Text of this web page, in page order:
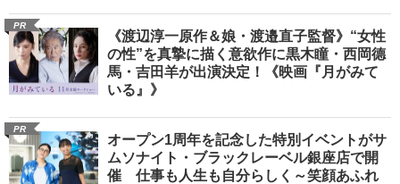
PR
《渡辺淳一原作＆娘・渡邉直子監督》“女性
の性”を真摯に描く意欲作に黒木瞳・西岡德
馬・吉田羊が出演決定！《映画『月がみて
いる』》
PR
オープン1周年を記念した特別イベントがサ
ムソナイト・ブラックレーベル銀座店で開
催 仕事も人生も自分らしく～笑顔あふれ